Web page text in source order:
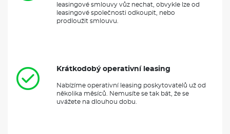
leasingové smlouvy vůz nechat, obvykle lze od
leasingové společnosti odkoupit, nebo
prodloužit smlouvu.
Krátkodobý operativní leasing
Nabízíme operativní leasing poskytovatelů už od
několika měsíců. Nemusíte se tak bát, že se
uvážete na dlouhou dobu.